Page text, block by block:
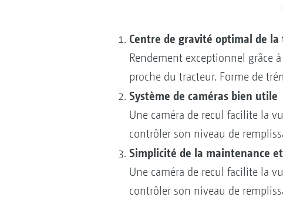
Centre de gravité optimal de la
Rendement exceptionnel grâce
proche du tracteur. Forme de
Système de caméras bien utile
Une caméra de recul facilite la
contrôler son niveau de
Simplicité de la maintenance
Une caméra de recul facilite la
contrôler son niveau de